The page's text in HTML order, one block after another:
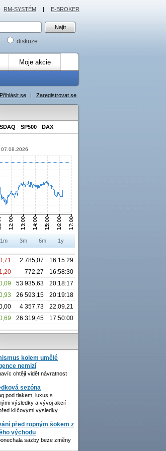
diskuze
Moje akcie
Přihlásit se | Zaregistrovat se
SP500 DAX
07.08.2026
1m 3m 6m 1y
2 785,07
16:15:29
772,27
16:58:30
53 935,63
20:18:17
26 593,15
20:19:18
4 357,73
22.09.21
26 319,45 17:50:00
kolem umělé
nemizí
chtějí vidět návratnost
sezóna
pod tlakem, luxus s
výsledky a vývoj akcií
klíčovými výsledky
před ropným šokem z
východu
sazby beze změny
RM-SYSTÉM | E-BROKER